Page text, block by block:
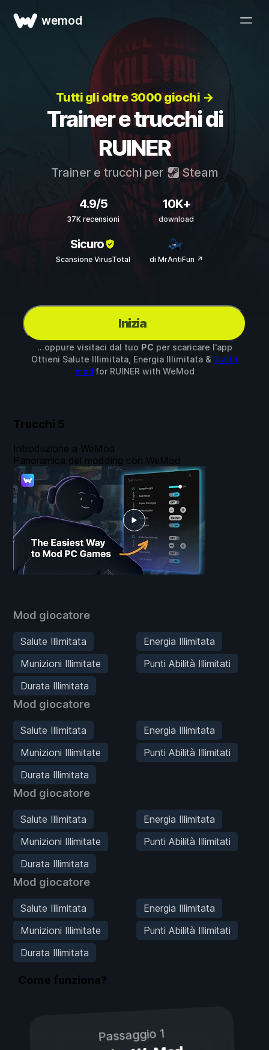
wemod
Tutti gli oltre 3000 giochi →
Trainer e trucchi di
RUINER
Trainer e trucchi per Steam
4.9/5
37K recensioni
10K+
download
Sicuro
Scansione VirusTotal di MrAntiFun ↗
Inizia
...oppure visitaci dal tuo PC per scaricare l'app
Ottieni Salute Illimitata, Energia Illimitata & 3 altri
mod for RUINER with WeMod
Trucchi 5
Mod giocatore
Salute Illimitata
Energia Illimitata
Munizioni Illimitate
Punti Abilità Illimitati
Durata Illimitata
Mod giocatore
Salute Illimitata
Energia Illimitata
Munizioni Illimitate
Punti Abilità Illimitati
Durata Illimitata
Mod giocatore
Salute Illimitata
Energia Illimitata
Munizioni Illimitate
Punti Abilità Illimitati
Durata Illimitata
Mod giocatore
Salute Illimitata
Energia Illimitata
Munizioni Illimitate
Punti Abilità Illimitati
Durata Illimitata
Introduzione a WeMod
Panoramica del modding con WeMod
Come funziona?
Passaggio 1